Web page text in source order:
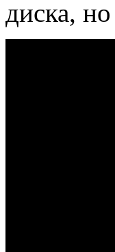
диска,